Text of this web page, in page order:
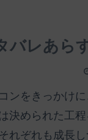
バレあら
ンをきっかけ
決められた工
れぞれも成長